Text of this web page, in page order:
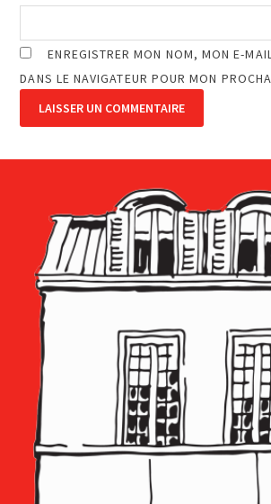
ENREGISTRER MON NOM, MON E-
DANS LE NAVIGATEUR POUR MON